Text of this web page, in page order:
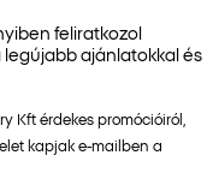
feliratkozol
ajánlatokkal és
Kft érdekes promócióiról,
kapjak e-mailben a